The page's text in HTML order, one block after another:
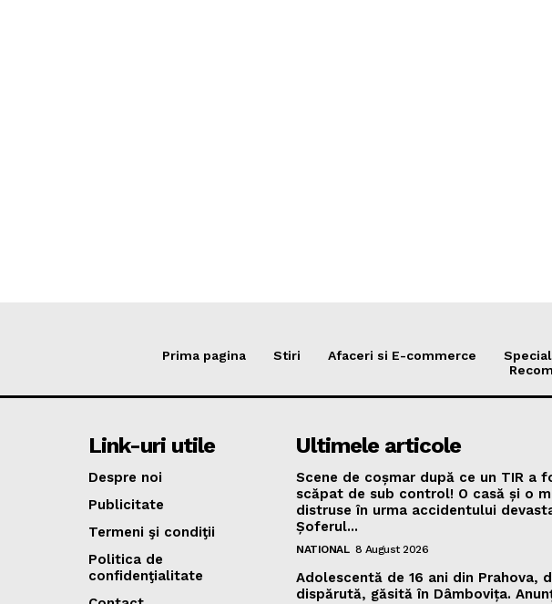
Prima pagina Stiri Afaceri si E-commerce
Special
Link-uri utile
Despre noi
Publicitate
Termeni şi condiţii
Politica de
confidenţialitate
Ultimele articole
Scene de coșmar după ce un TIR a
scăpat de sub control! O casă și o
distruse în urma accidentului
Șoferul...
NATIONAL 8 August 2026
Adolescentă de 16 ani din Prahova,
dispărută, găsită în Dâmbovița.